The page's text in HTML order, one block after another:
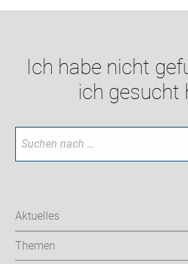
Ich habe nicht
ich gesucht
Aktuelles
Themen